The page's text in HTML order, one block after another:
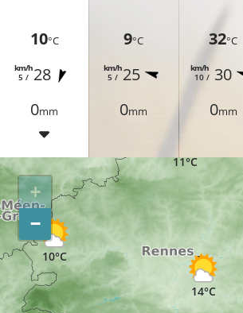
10°C
5 /
km/h28
0mm
9°C
5 /
km/h25
0mm
32°C
10 /
km/h 30
0mm
11°C
14°C
10°C
+
−